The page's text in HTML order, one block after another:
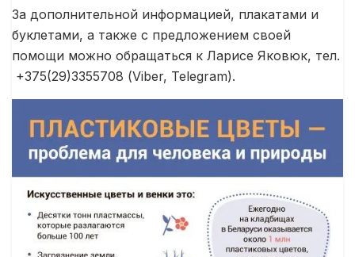
За дополнительной информацией, плакатами и
буклетами, а также с предложением своей
помощи можно обращаться к Ларисе Яковюк, тел.
+375(29)3355708 (Viber, Telegram).